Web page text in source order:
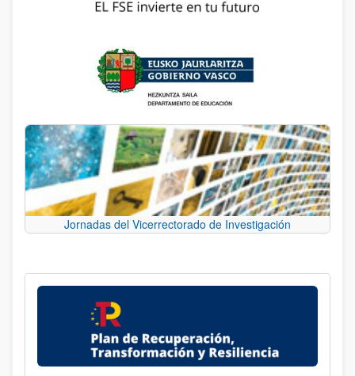
Jornadas del Vicerrectorado de Investigación